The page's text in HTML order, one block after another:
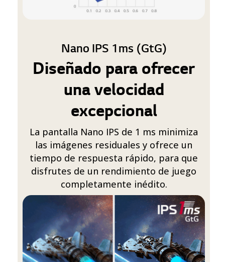
Nano IPS 1ms (GtG)
Diseñado para ofrecer
una velocidad
excepcional
La pantalla Nano IPS de 1 ms minimiza
las imágenes residuales y ofrece un
tiempo de respuesta rápido, para que
disfrutes de un rendimiento de juego
completamente inédito.